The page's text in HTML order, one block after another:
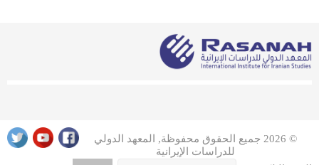
© 2026 جميع الحقوق محفوظة, المعهد الدولي
للدراسات الإيرانية